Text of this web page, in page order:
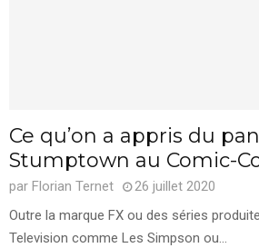
Ce qu’on a appris du
Stumptown au Comic-
par Florian Ternet
26 juillet 2020
Outre la marque FX ou des séries
Television comme Les Simpson ou...